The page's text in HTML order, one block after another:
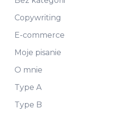
Copywriting
E-commerce
Moje pisanie
O mnie
Type A
Type B